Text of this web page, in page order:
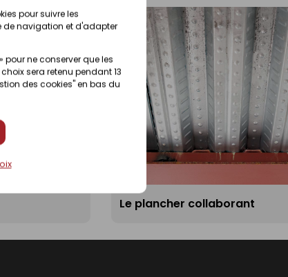
pour suivre les
de navigation et d'adapter
pour ne conserver que les
sera retenu pendant 13
des cookies" en bas du
Le plancher collaborant